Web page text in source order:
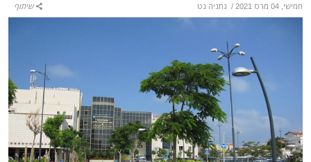
חמישי, 04 מרס 2021 / נתניה נט שיתוף